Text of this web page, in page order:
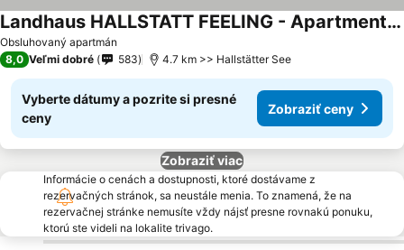
Obsluhovaný apartmán
Landhaus HALLSTATT FEELING - Apartment - Self Check-in
8,0 Veľmi dobré 583 4.7 km >> Hallstätter See
Vyberte dátumy a pozrite si presné
ceny
Zobraziť ceny
Zobraziť viac
Informácie o cenách a dostupnosti, ktoré dostávame z
rezervačných stránok, sa neustále menia. To znamená, že na
rezervačnej stránke nemusíte vždy nájsť presne rovnakú ponuku,
ktorú ste videli na lokalite trivago.